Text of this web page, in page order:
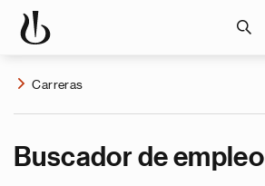
Carreras
Buscador de empleo